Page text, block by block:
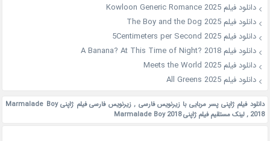
دانلود فیلم Kowloon Generic Romance 2025
دانلود فیلم The Boy and the Dog 2025
دانلود فیلم 5Centimeters per Second 2025
دانلود فیلم A Banana? At This Time of Night? 2018
دانلود فیلم Meets the World 2025
دانلود فیلم All Greens 2025
دانلود فیلم ژاپنی پسر مربایی با زیرنویس فارسی ,
زیرنویس فارسی فیلم ژاپنی Marmalade Boy
2018
,لینک مستقیم فیلم ژاپنی Marmalade Boy 2018